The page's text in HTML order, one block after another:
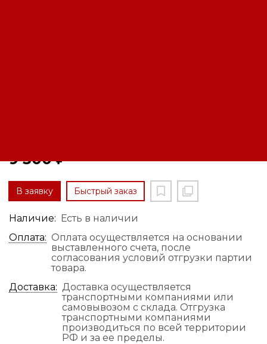
9 500 ₽
В заявку Быстрый заказ
Наличие: Есть в наличии
Оплата: Оплата осуществляется на основании
выставленного счета, после
согласования условий отгрузки партии
товара.
Доставка: Доставка осуществляется
транспортными компаниями или
самовывозом с склада. Отгрузка
транспортными компаниями
производиться по всей территории
РФ и за ее пределы.